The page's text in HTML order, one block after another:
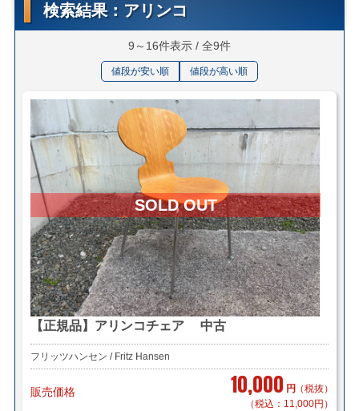
検索結果：アリンコ
9～16件表示 / 全9件
値段が安い順 値段が高い順
【正規品】アリンコチェア 中古
フリッツハンセン / Fritz Hansen
販売価格 10,000 円 （税抜）
（税込：11,000円）